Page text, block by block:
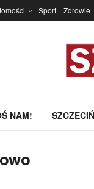
Sport Zdrowie
NAM!